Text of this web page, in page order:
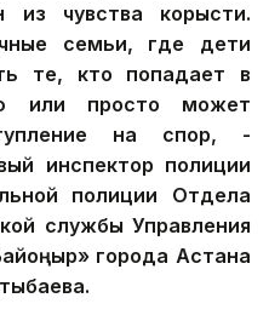
из чувства корысти.
семьи, где дети
те, кто попадает в
или просто может
на спор, -
инспектор полиции
полиции Отдела
службы Управления
города Астана